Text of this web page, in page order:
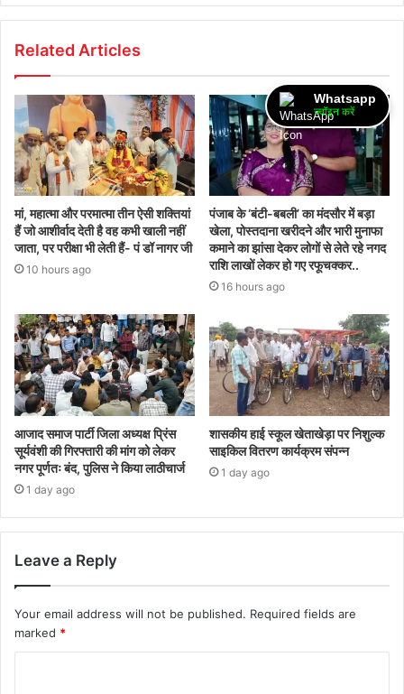
Related Articles
मां, महात्मा और परमात्मा तीन ऐसी शक्तियां
हैं जो आशीर्वाद देती है वह कभी खाली नहीं
जाता, पर परीक्षा भी लेती हैं- पं डॉ नागर जी
10 hours ago
पंजाब के ‘बंटी-बबली’ का मंदसौर में बड़ा
खेला, पोस्तदाना खरीदने और भारी मुनाफा
कमाने का झांसा देकर लोगों से लेते रहे नगद
राशि लाखों लेकर हो गए रफूचक्कर..
16 hours ago
आजाद समाज पार्टी जिला अध्यक्ष प्रिंस
सूर्यवंशी की गिरफ्तारी की मांग को लेकर
नगर पूर्णतः बंद, पुलिस ने किया लाठीचार्ज
1 day ago
शासकीय हाई स्कूल खेताखेड़ा पर निशुल्क
साइकिल वितरण कार्यक्रम संपन्न
1 day ago
Leave a Reply
Your email address will not be published. Required fields are
marked *
Whatsapp
ज्वॉइन करें